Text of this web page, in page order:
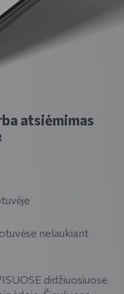
atsiėmimas
nelaukiant
didžiuosiuose